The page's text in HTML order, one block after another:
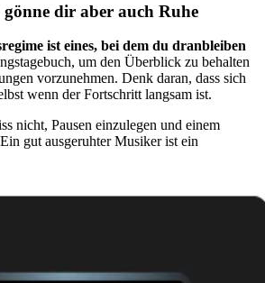
dir aber auch Ruhe
ist eines, bei dem du dranbleiben
um den Überblick zu behalten
vorzunehmen. Denk daran, dass sich
wenn der Fortschritt langsam ist.
nicht, Pausen einzulegen und einem
gut ausgeruhter Musiker ist ein